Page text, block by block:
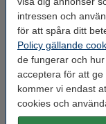
intressen och
för att spåra ditt
Policy gällande
de fungerar och
acceptera för att
kommer vi endast
cookies och
Hos oss kan du
och snabba
Vad
Alkaliska batterier
De använder zink
tillsammans med en
erbjuder en större